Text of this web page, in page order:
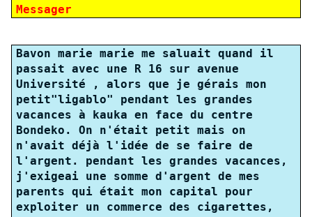
Messager
Bavon marie marie me saluait quand il
passait avec une R 16 sur avenue
Université , alors que je gérais mon
petit"ligablo" pendant les grandes
vacances à kauka en face du centre
Bondeko. On n'était petit mais on
n'avait déjà l'idée de se faire de
l'argent. pendant les grandes vacances,
j'exigeai une somme d'argent de mes
parents qui était mon capital pour
exploiter un commerce des cigarettes,